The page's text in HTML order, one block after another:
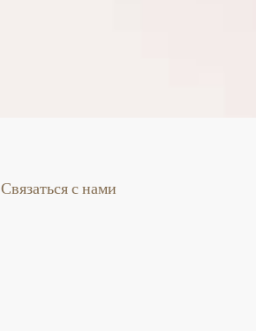
Связаться с нами